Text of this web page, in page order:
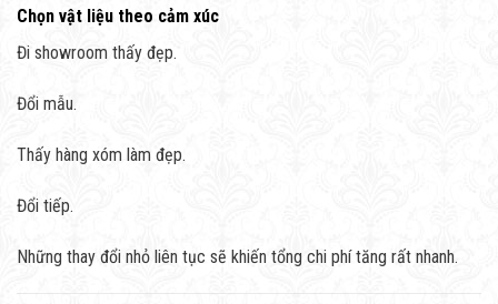
Chọn vật liệu theo cảm xúc
Đi showroom thấy đẹp.
Đổi mẫu.
Thấy hàng xóm làm đẹp.
Đổi tiếp.
Những thay đổi nhỏ liên tục sẽ khiến tổng chi phí tăng rất nhanh.